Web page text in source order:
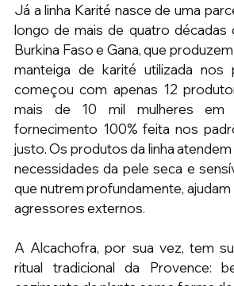
Já a linha Karité nasce de uma
longo de mais de quatro décadas
Burkina Faso e Gana, que
manteiga de karité utilizada nos
começou com apenas 12
mais de 10 mil mulheres em
fornecimento 100% feita nos
justo. Os produtos da linha
necessidades da pele seca e
que nutrem profundamente,
agressores externos.
A Alcachofra, por sua vez, tem
ritual tradicional da Provence: